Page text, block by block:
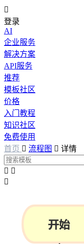

登录
AI
企业服务
解决方案
API服务
推荐
模板社区
价格
入门教程
知识社区
免费使用
首页  流程图  详情
 
